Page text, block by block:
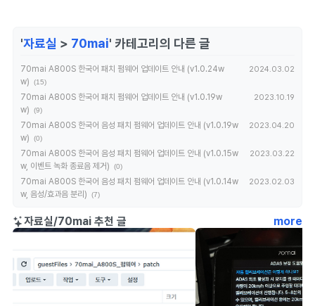
'자료실 > 70mai' 카테고리의 다른 글
70mai A800S 한국어 패치 펌웨어 업데이트 안내 (v1.0.24w
w)
(15)
2024.03.02
70mai A800S 한국어 패치 펌웨어 업데이트 안내 (v1.0.19w
w)
(9)
2023.10.19
70mai A800S 한국어 음성 패치 펌웨어 업데이트 안내 (v1.0.19w
w)
(0)
2023.04.20
70mai A800S 한국어 음성 패치 펌웨어 업데이트 안내 (v1.0.15w
w, 이벤트 녹화 종료음 제거)
(0)
2023.03.22
70mai A800S 한국어 음성 패치 펌웨어 업데이트 안내 (v1.0.14w
w, 음성/효과음 분리)
(7)
2023.02.03
자료실/70mai 추천 글 more